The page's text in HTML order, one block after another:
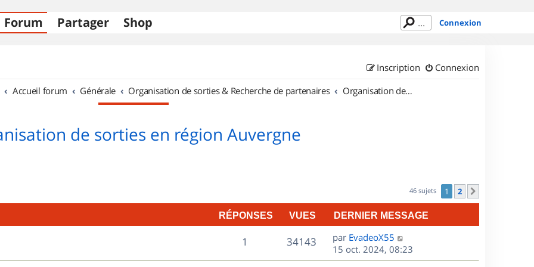
Forum Partager Shop Connexion
Connexion
Inscription
Accueil forum Générale Organisation de sorties & Recherche de partenaires Organisation de sorties en région Auvergne
de sorties en région Auvergne
46 sujets 1 2
RÉPONSES VUES DERNIER MESSAGE
1
é
34143V
u
D
e
r
par EvadeoX55
15 oct. 2024, 08:23